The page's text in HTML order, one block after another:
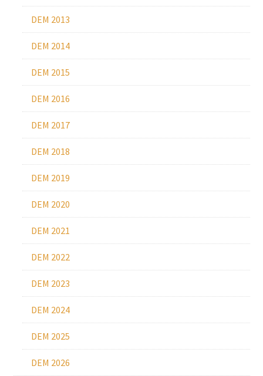
DEM 2013
DEM 2014
DEM 2015
DEM 2016
DEM 2017
DEM 2018
DEM 2019
DEM 2020
DEM 2021
DEM 2022
DEM 2023
DEM 2024
DEM 2025
DEM 2026